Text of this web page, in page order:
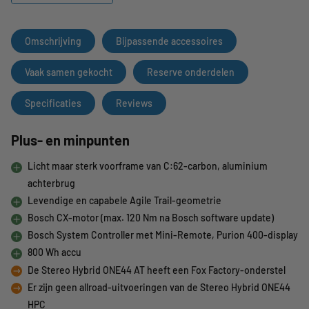
Omschrijving Bijpassende accessoires
Vaak samen gekocht Reserve onderdelen
Specificaties Reviews
Plus- en minpunten
Licht maar sterk voorframe van C:62-carbon, aluminium
achterbrug
Levendige en capabele Agile Trail-geometrie
Bosch CX-motor (max. 120 Nm na Bosch software update)
Bosch System Controller met Mini-Remote, Purion 400-display
800 Wh accu
De Stereo Hybrid ONE44 AT heeft een Fox Factory-onderstel
Er zijn geen allroad-uitvoeringen van de Stereo Hybrid ONE44
HPC